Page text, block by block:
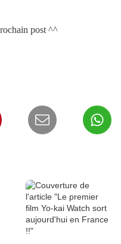
post ^^